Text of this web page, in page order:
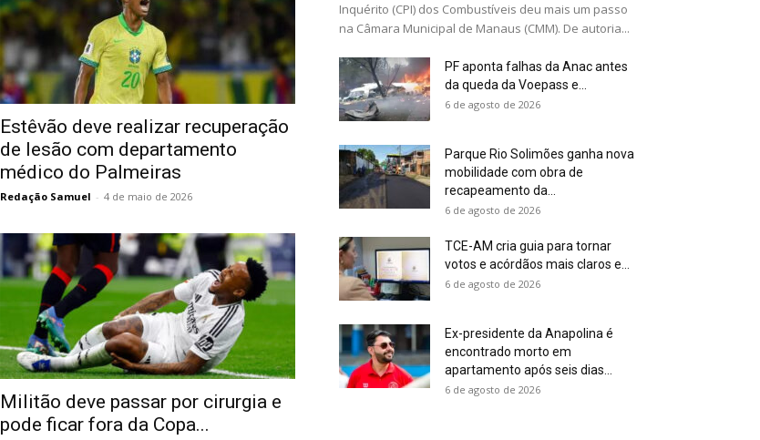
Estêvão deve realizar recuperação
de lesão com departamento
médico do Palmeiras
Redação Samuel - 4 de maio de 2026
Militão deve passar por cirurgia e
pode ficar fora da Copa...
Inquérito (CPI) dos Combustíveis deu mais um passo
na Câmara Municipal de Manaus (CMM). De autoria...
PF aponta falhas da Anac antes
da queda da Voepass e...
6 de agosto de 2026
Parque Rio Solimões ganha nova
mobilidade com obra de
recapeamento da...
6 de agosto de 2026
TCE-AM cria guia para tornar
votos e acórdãos mais claros e...
6 de agosto de 2026
Ex-presidente da Anapolina é
encontrado morto em
apartamento após seis dias...
6 de agosto de 2026